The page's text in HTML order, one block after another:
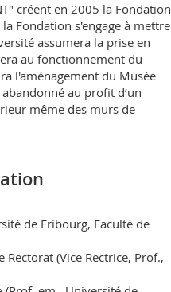
créent en 2005 la Fondation
la Fondation s'engage à mettre
assumera la prise en
au fonctionnement du
l'aménagement du Musée
au profit d’un
même des murs de
de Fribourg, Faculté de
Rectorat (Vice Rectrice, Prof.,